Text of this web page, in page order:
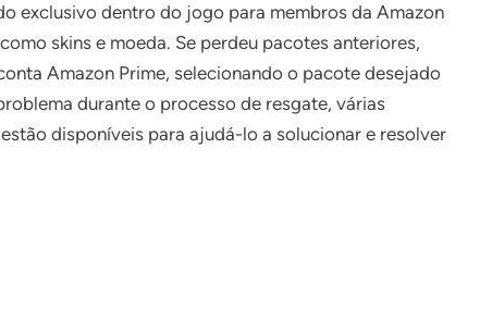
exclusivo dentro do jogo para membros da Amazon
skins e moeda. Se perdeu pacotes anteriores,
Amazon Prime, selecionando o pacote desejado
durante o processo de resgate, várias
disponíveis para ajudá-lo a solucionar e resolver